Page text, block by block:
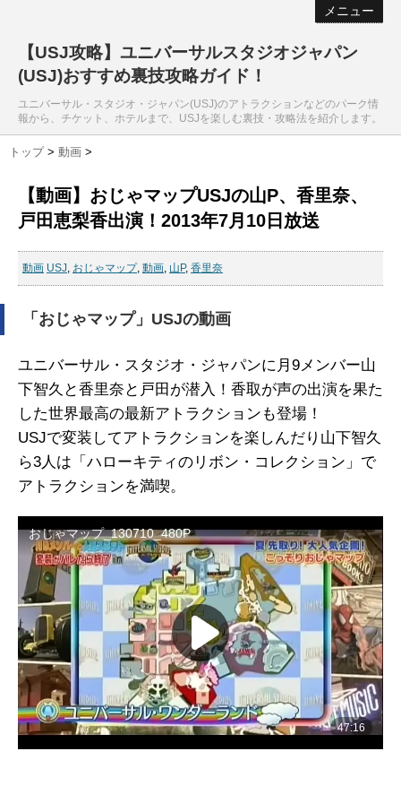
メニュー
【USJ攻略】ユニバーサルスタジオジャパン
(USJ)おすすめ裏技攻略ガイド！
ユニバーサル・スタジオ・ジャパン(USJ)のアトラクションなどのパーク情
報から、チケット、ホテルまで、USJを楽しむ裏技・攻略法を紹介します。
トップ > 動画 >
【動画】おじゃマップUSJの山P、香里奈、
戸田恵梨香出演！2013年7月10日放送
動画 USJ, おじゃマップ, 動画, 山P, 香里奈
「おじゃマップ」USJの動画
ユニバーサル・スタジオ・ジャパンに月9メンバー山
下智久と香里奈と戸田が潜入！香取が声の出演を果た
した世界最高の最新アトラクションも登場！
USJで変装してアトラクションを楽しんだり山下智久
ら3人は「ハローキティのリボン・コレクション」で
アトラクションを満喫。